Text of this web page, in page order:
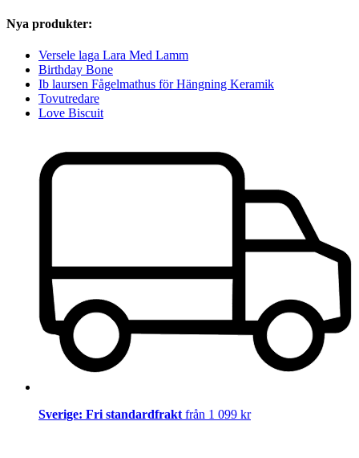
Nya produkter:
Versele laga Lara Med Lamm
Birthday Bone
Ib laursen Fågelmathus för Hängning Keramik
Tovutredare
Love Biscuit
Sverige: Fri standardfrakt från 1 099 kr